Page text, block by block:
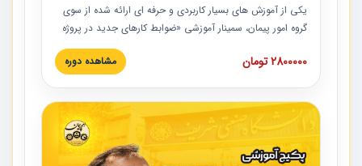
یکی از آموزش‏‏‏‏‏‏ های بسیار کاربردی و حرفه‏ ای ارائه شده از سوی
گروه امور پیمان، سمینار آموزشی «ضوابط کارهای جدید در پروژه
های عمرانی» چالش ها، تخلفات و راه حل ها با نگرش قراردادی
است که در محل سندیکای شرکت های ساختمانی کشور ارائه شد.
مدارک پیمان به همراه تجربیات عملی ارائه شده است.
2800000 تومان مشاهده دوره